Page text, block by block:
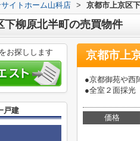
イトホーム山科店 > 京都市上京区
下柳原北半町の売買物件
京都市上
●京都御苑や西
●全室２面採
価格
お探しします
戸建